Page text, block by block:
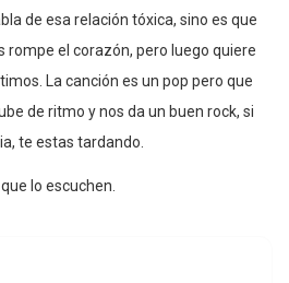
de esa relación tóxica, sino es que
rompe el corazón, pero luego quiere
La canción es un pop pero que
de ritmo y nos da un buen rock, si
te estas tardando.
lo escuchen.